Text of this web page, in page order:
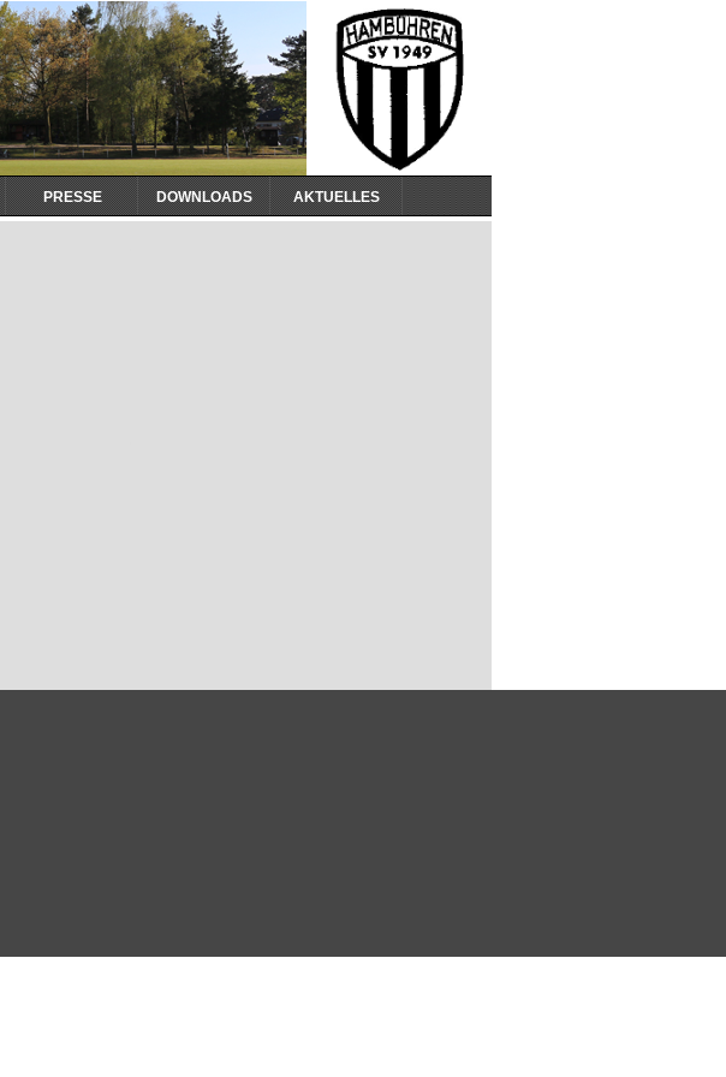
PRESSE DOWNLOADS AKTUELLES